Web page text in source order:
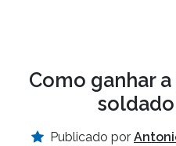
Como ganhar
soldado
Publicado por